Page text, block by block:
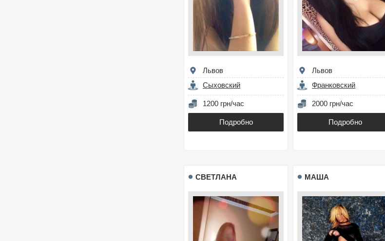
Львов
Сыховский
1200 грн/час
Подробно
Львов
Франковский
2000 грн/час
Подробно
СВЕТЛАНА МАША